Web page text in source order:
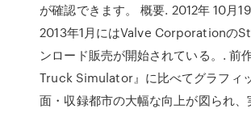
が確認できます。 概要. 2012年 10月19
2013年1月にはValve Corporationの
ンロード販売が開始されている。. 前
Truck Simulator』に比べてグラフィ
面・収録都市の大幅な向上が図られ、